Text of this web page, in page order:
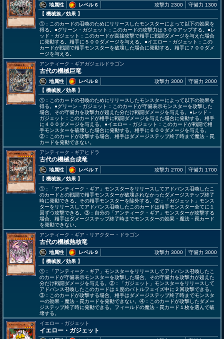
地属性
レベル 6
【 機械族／効果 】
攻撃力 2300 守備力 1300
①：このカードの召喚のためにリリースしたモンスターによって以下の効果を
得る。●グリーン・ガジェット：このカードの攻撃力は３００アップする。●レ
ッド・ガジェット：このカードが直接攻撃で相手に戦闘ダメージを与えた場合
に発動する。相手に５００ダメージを与える。●イエロー・ガジェット：この
カードが戦闘で相手モンスターを破壊した場合に発動する。相手に７００ダメ
ージを与える。
アンティーク・ギアガジェルドラゴン
古代の機械巨竜
地属性
レベル 8
【 機械族／効果 】
攻撃力 3000 守備力 2000
①：このカードの召喚のためにリリースしたモンスターによって以下の効果を
得る。●グリーン・ガジェット：このカードが守備表示モンスターを攻撃した
場合、その守備力を攻撃力が超えた分だけ戦闘ダメージを与える。●レッド・
ガジェット：このカードが相手に戦闘ダメージを与えた場合に発動する。相手
に４００ダメージを与える。●イエロー・ガジェット：このカードが戦闘で相
手モンスターを破壊した場合に発動する。相手に６００ダメージを与える。
②：このカードが攻撃する場合、相手はダメージステップ終了時まで魔法・罠
カードを発動できない。
アンティーク・ギアヒドラ
古代の機械合成竜
地属性
レベル 7
【 機械族／効果 】
攻撃力 2700 守備力 1700
①：「アンティーク・ギア」モンスターをリリースしてアドバンス召喚したこ
のカードとの戦闘で相手モンスターが破壊されなかったダメージステップ終了
時に発動できる。その相手モンスターを除外する。②：「ガジェット」モンス
ターをリリースしてアドバンス召喚したこのカードは相手モンスター全てに１
回ずつ攻撃できる。③：自分の「アンティーク・ギア」モンスターが攻撃する
場合、相手はダメージステップ終了時までモンスターの効果・魔法・罠カード
を発動できない。
アンティーク・ギア・リアクター・ドラゴン
古代の機械熱核竜
地属性
レベル 9
【 機械族／効果 】
攻撃力 3000 守備力 3000
①：「アンティーク・ギア」モンスターをリリースしてアドバンス召喚したこ
のカードが守備表示モンスターを攻撃した場合、その守備力を攻撃力が超えた
分だけ戦闘ダメージを与える。②：「ガジェット」モンスターをリリースして
アドバンス召喚したこのカードは１度のバトルフェイズ中に２回攻撃できる。
③：このカードが攻撃する場合、相手はダメージステップ終了時までモンスタ
ーの効果・魔法・罠カードを発動できない。④：このカードが攻撃したダメー
ジステップ終了時に発動できる。フィールドの魔法・罠カード１枚を選んで破
壊する。
イエロー・ガジェット
イエロー・ガジェット